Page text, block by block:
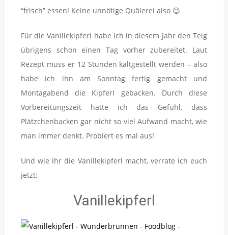
“frisch” essen! Keine unnötige Quälerei also 😉
Für die Vanillekipferl habe ich in diesem Jahr den Teig
übrigens schon einen Tag vorher zubereitet. Laut
Rezept muss er 12 Stunden kaltgestellt werden – also
habe ich ihn am Sonntag fertig gemacht und
Montagabend die Kipferl gebacken. Durch diese
Vorbereitungszeit hatte ich das Gefühl, dass
Plätzchenbacken gar nicht so viel Aufwand macht, wie
man immer denkt. Probiert es mal aus!
Und wie ihr die Vanillekipferl macht, verrate ich euch
jetzt:
Vanillekipferl